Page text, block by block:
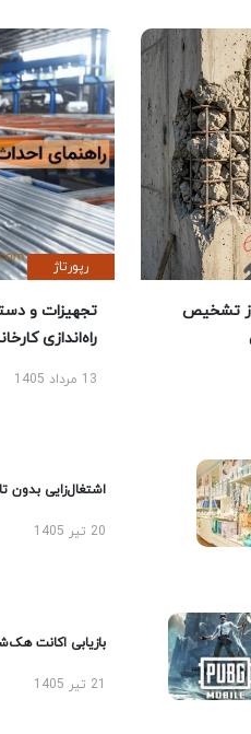
تشخیص
رپورتاژ
تجهیزات و
راه‌اندازی
13 مرداد 1405
اشتغال‌زایی بدون
20 تیر 1405
بازیابی اکانت